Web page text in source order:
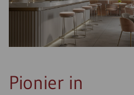
Pionier in